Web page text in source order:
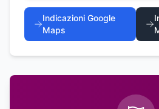
Indicazioni Google
Maps